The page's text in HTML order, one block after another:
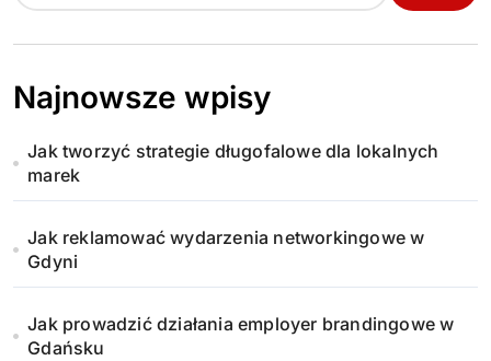
Najnowsze wpisy
Jak tworzyć strategie długofalowe dla lokalnych
marek
Jak reklamować wydarzenia networkingowe w
Gdyni
Jak prowadzić działania employer brandingowe w
Gdańsku